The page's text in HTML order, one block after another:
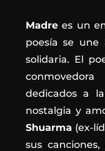
Madrees un
poesía se
solidaria. El
dedicados a
nostalgia y
Shuarma (ex-
sus